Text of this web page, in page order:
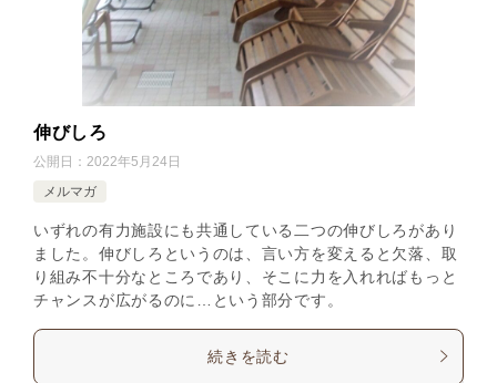
伸びしろ
公開日： 2022年5月24日
メルマガ
いずれの有力施設にも共通している二つの伸びしろがあり
ました。伸びしろというのは、言い方を変えると欠落、取
り組み不十分なところであり、そこに力を入れればもっと
チャンスが広がるのに…という部分です。
続きを読む